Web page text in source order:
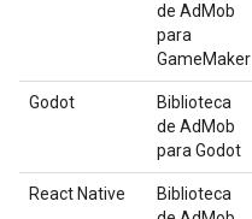
de AdMob
para
GameMaker
Godot
Biblioteca
de AdMob
para Godot
React Native
Biblioteca